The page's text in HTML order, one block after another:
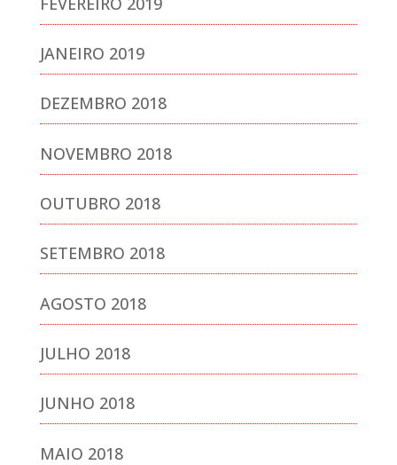
JANEIRO 2019
DEZEMBRO 2018
NOVEMBRO 2018
OUTUBRO 2018
SETEMBRO 2018
AGOSTO 2018
JULHO 2018
JUNHO 2018
MAIO 2018